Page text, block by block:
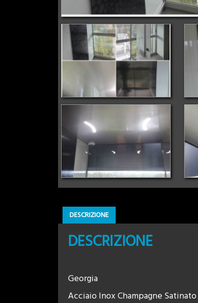
DESCRIZIONE
DESCRIZIONE
Georgia
Acciaio Inox Champagne